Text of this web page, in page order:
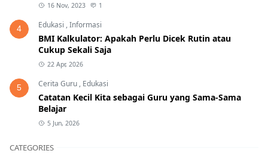
16 Nov, 2023 1
4 Edukasi ,Informasi
BMI Kalkulator: Apakah Perlu Dicek Rutin atau
Cukup Sekali Saja
22 Apr, 2026
5 Cerita Guru , Edukasi
Catatan Kecil Kita sebagai Guru yang Sama-Sama
Belajar
5 Jun, 2026
CATEGORIES